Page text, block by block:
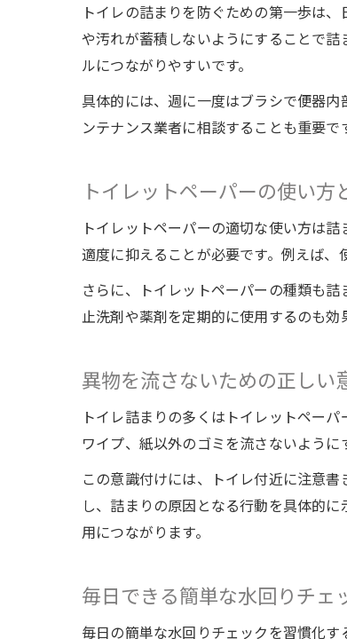
トイレの詰まりを防ぐための第一歩は
や汚れが蓄積しないようにすることで
ルにつながりやすいです。
具体的には、週に一度はブラシで便器
ンテナンス業者に相談することも重要
トイレットペーパーの使い方
トイレットペーパーの適切な使い方は
適度に抑えることが必要です。例えば、
さらに、トイレットペーパーの種類も
止洗剤や薬剤を定期的に使用するのも効
異物を流さないための正しい
トイレ詰まりの多くはトイレットペー
ワイプ、紙以外のゴミを流さないように
この意識付けには、トイレ付近に注意
し、詰まりの原因となる行動を具体的
用につながります。
毎日できる簡単な水回りチェ
毎日の簡単な水回りチェックを習慣化